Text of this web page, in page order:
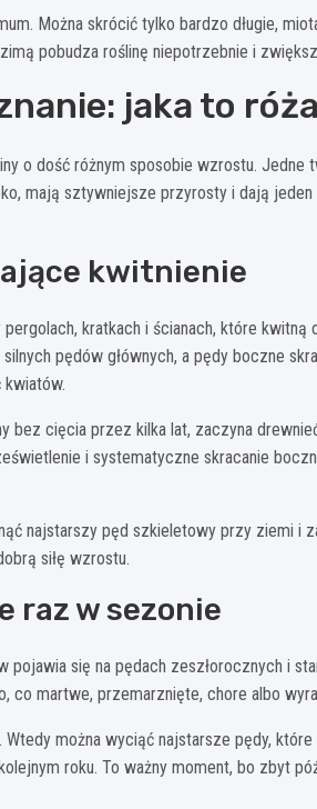
Można skrócić tylko bardzo długie,
pobudza roślinę niepotrzebnie i
jaka to
o dość różnym sposobie wzrostu. Jedne
mają sztywniejsze przyrosty i dają
kwitnienie
kratkach i ścianach, które
pędów głównych, a pędy boczne
kwiatów.
bez cięcia przez kilka lat, zaczyna
i systematyczne skracanie
najstarszy pęd szkieletowy przy ziemi i
siłę wzrostu.
raz w sezonie
pojawia się na pędach zeszłorocznych i
co martwe, przemarznięte, chore albo
można wyciąć najstarsze pędy,
roku. To ważny moment, bo zbyt